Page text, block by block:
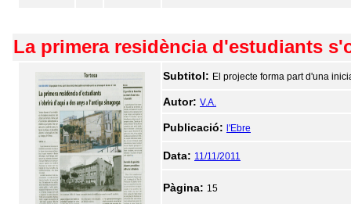
La primera residència d'estudiants
Subtitol: El projecte forma part d'una
Autor: V.A.
Publicació: l'Ebre
Data: 11/11/2011
Pàgina: 15